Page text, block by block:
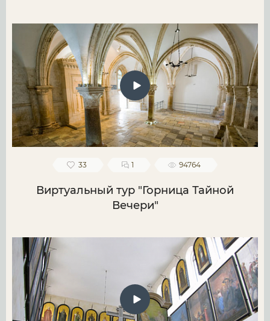
33 1 94764
Виртуальный тур "Горница Тайной
Вечери"